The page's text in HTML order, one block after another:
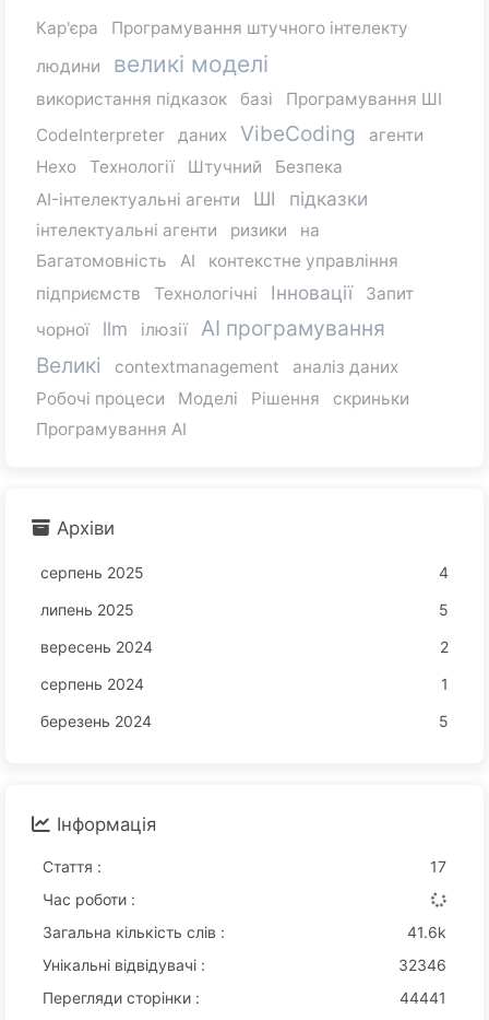
Кар'єра
Програмування штучного інтелекту
людини
великі моделі
використання підказок базі
Програмування ШІ
CodeInterpreter
даних VibeCoding
агенти
Hexo
Технології Штучний
Безпека
AI-інтелектуальні агенти
ШІ підказки
інтелектуальні агенти ризики
на
Багатомовність
AI
контекстне управління
підприємств
Технологічні Інновації
Запит
чорної
llm ілюзії
AI програмування
Великі
contextmanagement
аналіз даних
Робочі процеси
Моделі Рішення
скриньки
Програмування AI
Архіви
серпень 2025
4
липень 2025
5
вересень 2024
2
серпень 2024
1
березень 2024
5
Інформація
Стаття :
17
Час роботи :
Загальна кількість слів :
41.6k
Унікальні відвідувачі :
32346
Перегляди сторінки :
44441